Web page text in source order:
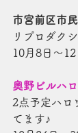
市宮前区市
リプロダク
10月8日～
奥野ビルハ
2点予定ハロ
てます♪